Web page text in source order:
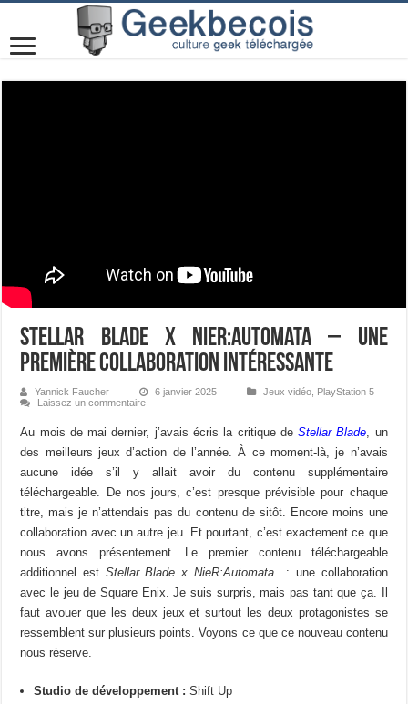
Stellar Blade x NieR:Automata – Une
première collaboration intéressante
Yannick Faucher 6 janvier 2025 Jeux vidéo, PlayStation 5
Laissez un commentaire
Au mois de mai dernier, j’avais écris la critique deStellar Blade, un
des meilleurs jeux d’action de l’année. À ce moment-là, je n’avais
aucune idée s’il y allait avoir du contenu supplémentaire
téléchargeable. De nos jours, c’est presque prévisible pour chaque
titre, mais je n’attendais pas du contenu de sitôt. Encore moins une
collaboration avec un autre jeu. Et pourtant, c’est exactement ce que
nous avons présentement. Le premier contenu téléchargeable
additionnel est Stellar Blade x NieR:Automata
: une collaboration
avec le jeu de Square Enix. Je suis surpris, mais pas tant que ça. Il
faut avouer que les deux jeux et surtout les deux protagonistes se
ressemblent sur plusieurs points. Voyons ce que ce nouveau contenu
nous réserve.
Studio de développement :Shift Up